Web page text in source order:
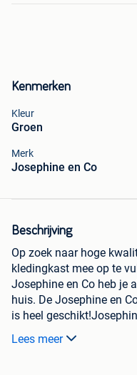
Kenmerken
Kleur
Groen
Merk
Josephine en Co
Beschrijving
Op zoek naar hoge
kledingkast mee op te
Josephine en Co heb je
huis. De Josephine en
is heel
een Effen dessin
Lees meer